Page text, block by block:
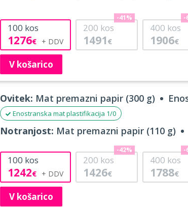
100 kos
1276€
200 kos
1491 €
-41%
400 kos
1906€
-
V košarico
Ovitek: Mat premazni papir (300 g)
Enostranska mat plastifikacija 1/0
Notranjost: Mat premazni papir (110 g)
100 kos
1242€
200 kos
1426€
-42%
400 kos
1788€
-
V košarico